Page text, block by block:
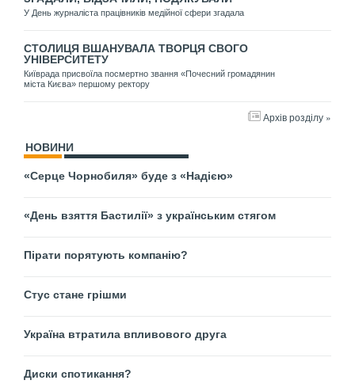
У День журналіста працівників медійної сфери згадала
СТОЛИЦЯ ВШАНУВАЛА ТВОРЦЯ СВОГО
УНІВЕРСИТЕТУ
Київрада присвоїла посмертно звання «Почесний громадянин
міста Києва» першому ректору
Архів розділу »
НОВИНИ
«Серце Чорнобиля» буде з «Надією»
«День взяття Бастилії» з українським стягом
Пірати порятують компанію?
Стус стане грішми
Україна втратила впливового друга
Диски спотикання?